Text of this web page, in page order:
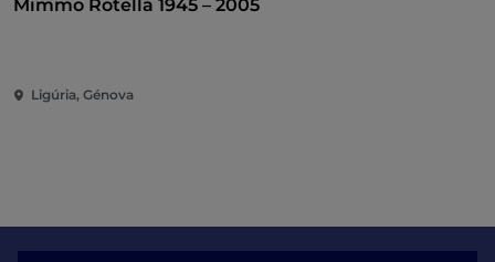
Mimmo Rotella 1945 – 2005
Ligúria, Génova